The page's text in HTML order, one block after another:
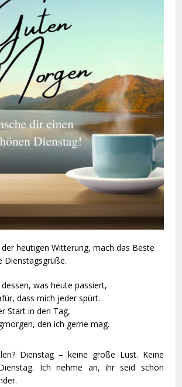
heutigen Witterung, mach das Beste
Dienstagsgrüße.
was heute passiert,
dass mich jeder spürt.
Start in den Tag,
den ich gerne mag.
Dienstag – keine große Lust. Keine
Ich nehme an, ihr seid schon